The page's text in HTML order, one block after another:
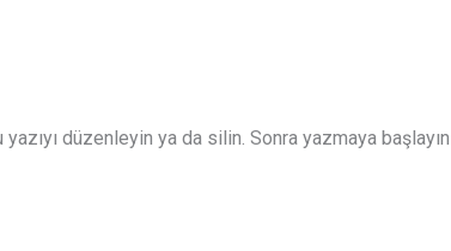
düzenleyin ya da silin. Sonra yazmaya